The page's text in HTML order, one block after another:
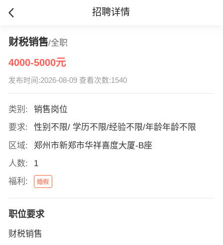
招聘详情
财税销售/全职
4000-5000元
发布时间:2026-08-09 查看次数:1540
类别:
销售岗位
要求:
性别不限/ 学历不限/经验不限/年龄年龄不限
区域:
郑州市新郑市华祥喜度大厦-B座
人数:
1
福利:
婚假
职位要求
财税销售